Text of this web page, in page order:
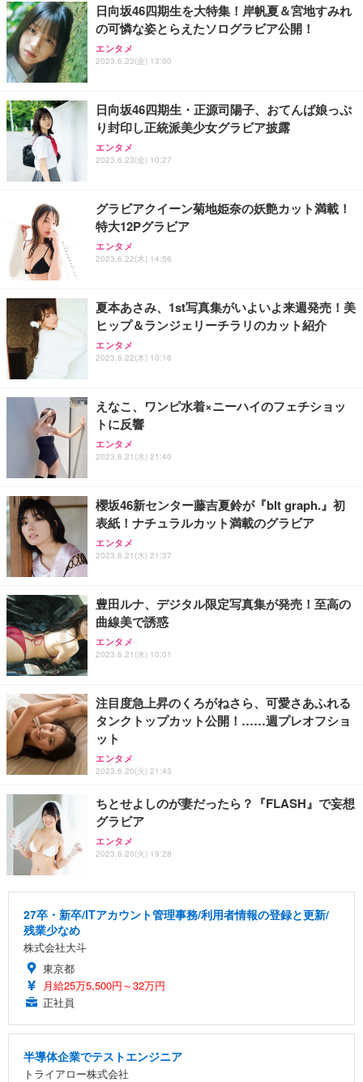
日向坂46四期生を大特集！岸帆夏＆宮地すみれ
の可憐な姿とらえたソログラビア公開！
エンタメ
2023.6.23(金) 13:00
日向坂46四期生・正源司陽子、おてんば娘っぷ
り封印し正統派美少女グラビア披露
エンタメ
2023.6.23(金) 10:27
グラビアクイーン菊地姫奈の妖艶カット満載！
特大12Pグラビア
エンタメ
2023.6.22(木) 14:56
夏本あさみ、1st写真集がいよいよ来週発売！美
ヒップ＆ランジェリーチラリのカット紹介
エンタメ
2023.6.22(木) 10:16
えなこ、ワンピ水着×ニーハイのフェチショッ
トに反響
エンタメ
2023.6.21(水) 21:40
櫻坂46新センター藤吉夏鈴が『blt graph.』初
表紙！ナチュラルカット満載のグラビア
エンタメ
2023.6.21(水) 21:37
豊田ルナ、デジタル限定写真集が発売！至高の
曲線美で誘惑
エンタメ
2023.6.21(水) 10:01
注目度急上昇のくろがねさら、可愛さあふれる
タンクトップカット公開！……週プレオフショ
ット
エンタメ
2023.6.20(火) 21:43
ちとせよしのが妻だったら？『FLASH』で妄想
グラビア
エンタメ
2023.6.20(火) 19:28
27卒・新卒/ITアカウント管理事務/利用者情報の登録と更新/
残業少なめ
株式会社大斗
東京都
月給25万5,500円～32万円
正社員
半導体企業でテストエンジニア
トライアロー株式会社